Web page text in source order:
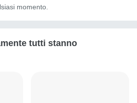
momento.
tutti stanno